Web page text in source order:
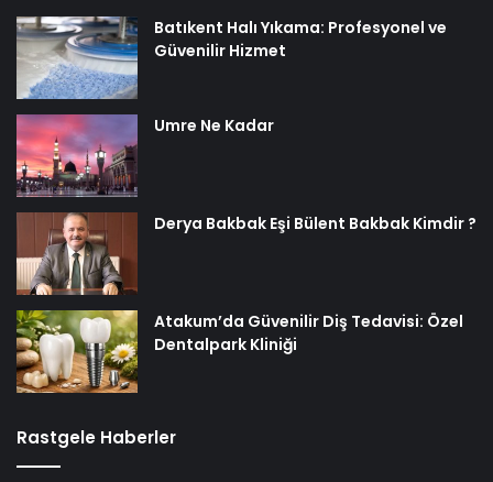
Batıkent Halı Yıkama: Profesyonel ve
Güvenilir Hizmet
Umre Ne Kadar
Derya Bakbak Eşi Bülent Bakbak Kimdir ?
Atakum’da Güvenilir Diş Tedavisi: Özel
Dentalpark Kliniği
Rastgele Haberler